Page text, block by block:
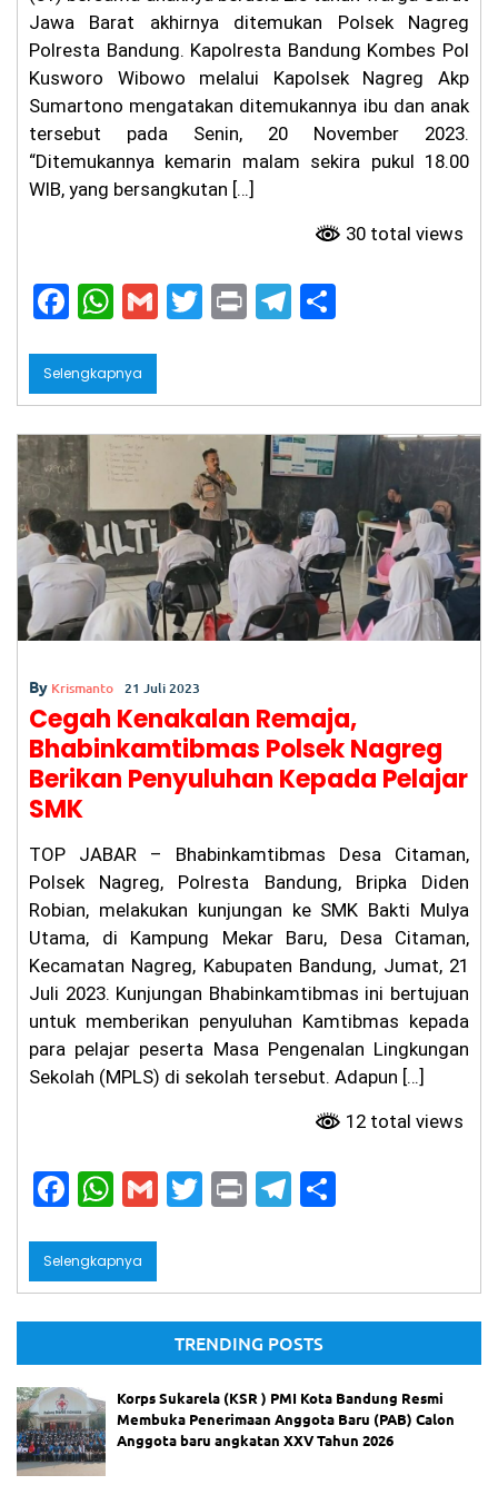
g
ot
es
La
ng
an
Pa
de
ik
hi
ng
Fa
rh
an
Si
ap
ka
ur
an
Ja
ra
si
on
al
Jawa Barat akhirnya ditemukan Polsek Nagreg
Polresta Bandung. Kapolresta Bandung Kombes Pol
Kusworo Wibowo melalui Kapolsek Nagreg Akp
Sumartono mengatakan ditemukannya ibu dan anak
tersebut pada Senin, 20 November 2023.
“Ditemukannya kemarin malam sekira pukul 18.00
WIB, yang bersangkutan […]
30 total views
F
a
c
e
b
o
o
k
W
h
a
ts
A
p
p
G
m
l
T
w
er
Pr
in
T
el
gr
a
m
e
Selengkapnya
By Krismanto 21 Juli 2023
Cegah Kenakalan Remaja,
Bhabinkamtibmas Polsek Nagreg
Berikan Penyuluhan Kepada Pelajar
SMK
TOP JABAR – Bhabinkamtibmas Desa Citaman,
Polsek Nagreg, Polresta Bandung, Bripka Diden
Robian, melakukan kunjungan ke SMK Bakti Mulya
Utama, di Kampung Mekar Baru, Desa Citaman,
Kecamatan Nagreg, Kabupaten Bandung, Jumat, 21
Juli 2023. Kunjungan Bhabinkamtibmas ini bertujuan
untuk memberikan penyuluhan Kamtibmas kepada
para pelajar peserta Masa Pengenalan Lingkungan
Sekolah (MPLS) di sekolah tersebut. Adapun […]
12 total views
F
c
e
b
o
o
k
W
a
ts
A
p
p
G
l
T
er
Pr T
gr
a
m
e
Selengkapnya
TRENDING POSTS
Korps Sukarela (KSR ) PMI Kota Bandung Resmi
Membuka Penerimaan Anggota Baru (PAB) Calon
Anggota baru angkatan XXV Tahun 2026